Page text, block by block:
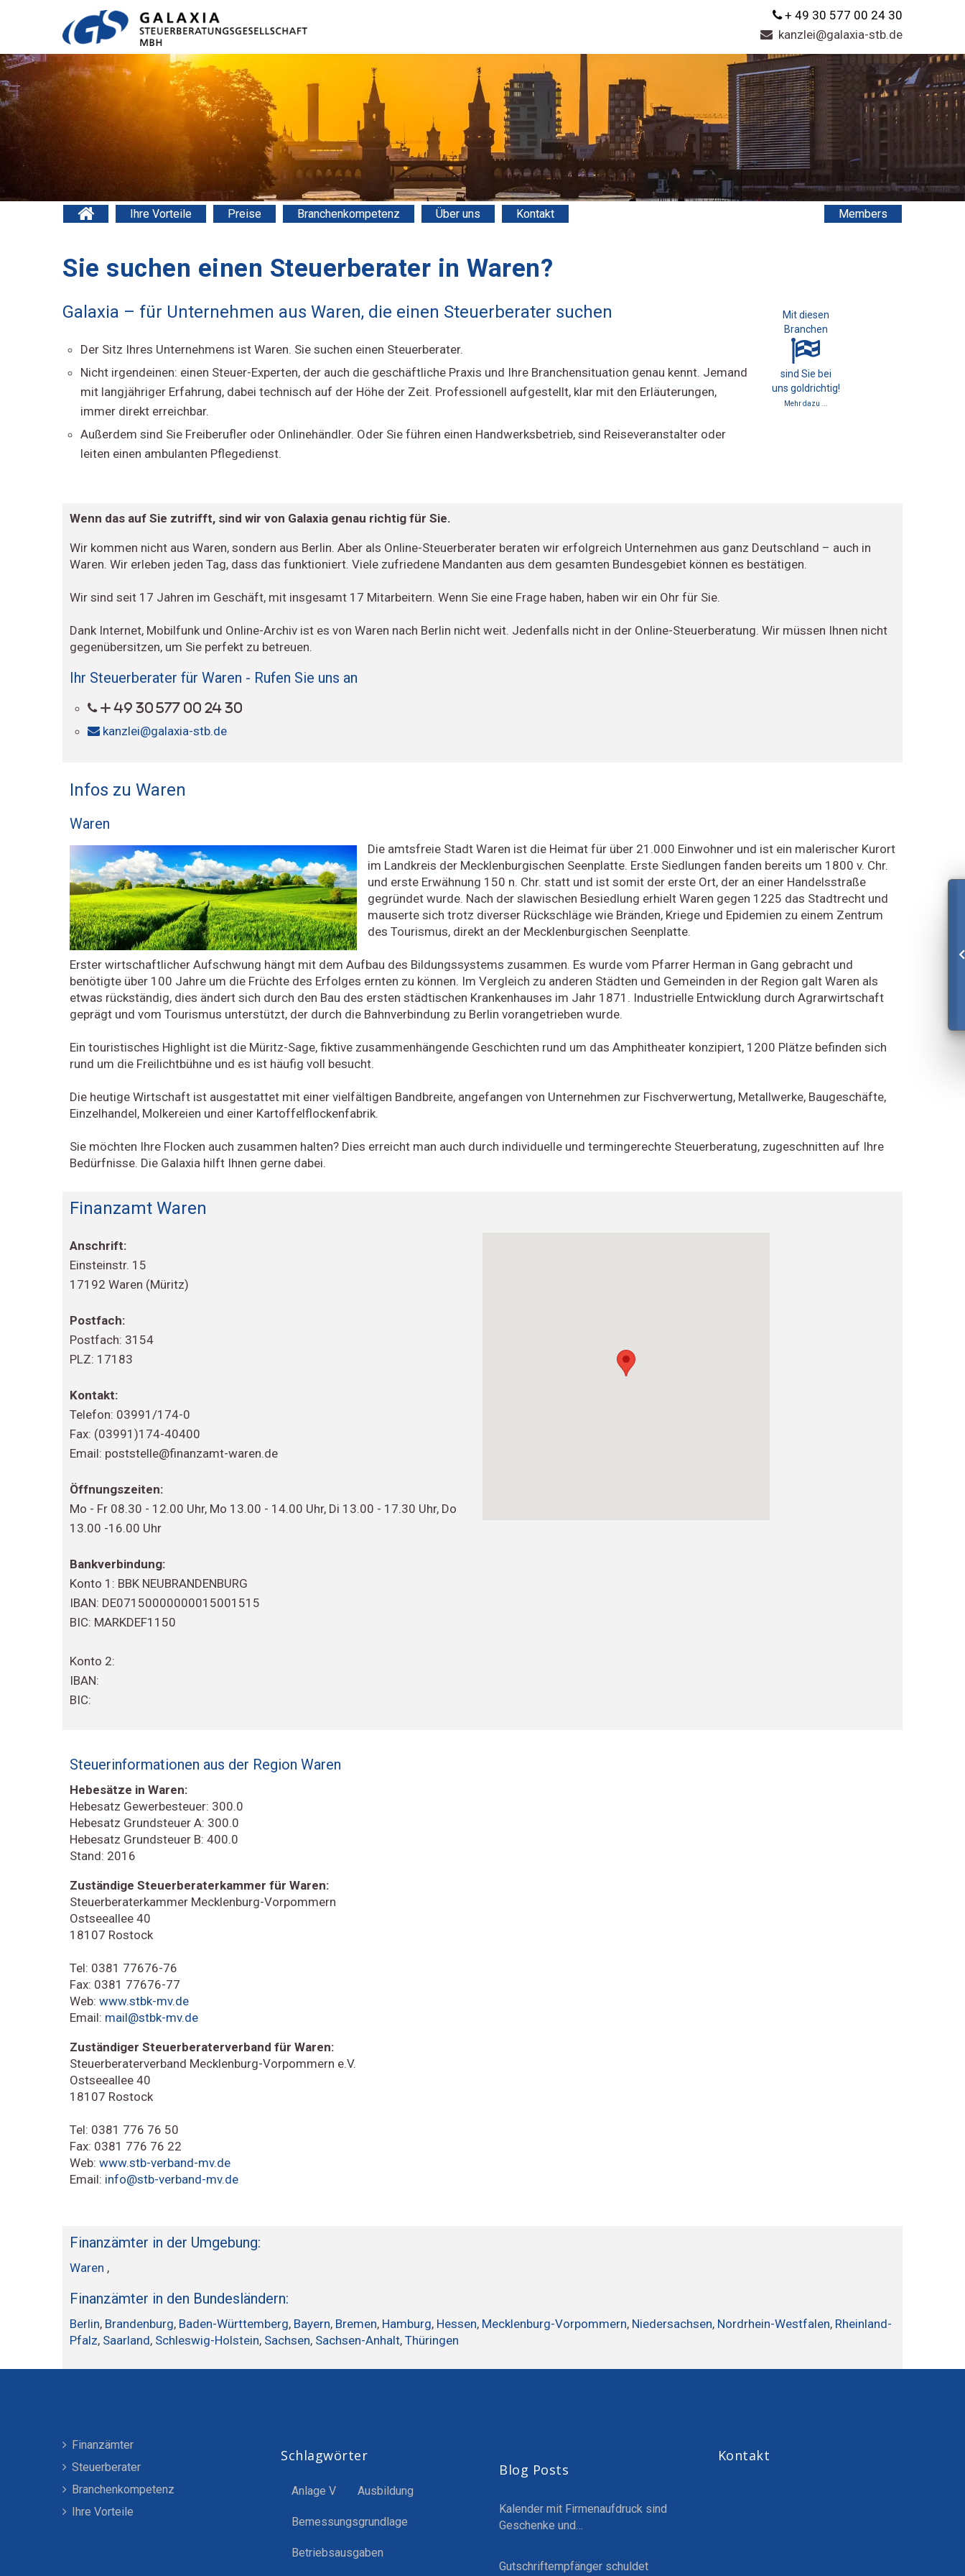
+ 49 30 577 00 24 30
kanzlei@galaxia-stb.de
Ihre Vorteile Preise Branchenkompetenz Über uns Kontakt Members
Sie suchen einen Steuerberater in Waren?
Galaxia – für Unternehmen aus Waren, die einen Steuerberater suchen
Der Sitz Ihres Unternehmens ist Waren. Sie suchen einen Steuerberater.
Nicht irgendeinen: einen Steuer-Experten, der auch die geschäftliche Praxis und Ihre Branchensituation genau kennt. Jemand
mit langjähriger Erfahrung, dabei technisch auf der Höhe der Zeit. Professionell aufgestellt, klar mit den Erläuterungen,
immer direkt erreichbar.
Außerdem sind Sie Freiberufler oder Onlinehändler. Oder Sie führen einen Handwerksbetrieb, sind Reiseveranstalter oder
leiten einen ambulanten Pflegedienst.
Mit diesen
Branchen
sind Sie bei
uns goldrichtig!
Mehr dazu ...
Wenn das auf Sie zutrifft, sind wir von Galaxia genau richtig für Sie.
Wir kommen nicht aus Waren, sondern aus Berlin. Aber als Online-Steuerberater beraten wir erfolgreich Unternehmen aus ganz Deutschland – auch in
Waren. Wir erleben jeden Tag, dass das funktioniert. Viele zufriedene Mandanten aus dem gesamten Bundesgebiet können es bestätigen.
Wir sind seit 17 Jahren im Geschäft, mit insgesamt 17 Mitarbeitern. Wenn Sie eine Frage haben, haben wir ein Ohr für Sie.
Dank Internet, Mobilfunk und Online-Archiv ist es von Waren nach Berlin nicht weit. Jedenfalls nicht in der Online-Steuerberatung. Wir müssen Ihnen nicht
gegenübersitzen, um Sie perfekt zu betreuen.
Ihr Steuerberater für Waren - Rufen Sie uns an
+ 49 30 577 00 24 30
kanzlei@galaxia-stb.de
Infos zu Waren
Waren
Die amtsfreie Stadt Waren ist die Heimat für über 21.000 Einwohner und ist ein malerischer Kurort
im Landkreis der Mecklenburgischen Seenplatte. Erste Siedlungen fanden bereits um 1800 v. Chr.
und erste Erwähnung 150 n. Chr. statt und ist somit der erste Ort, der an einer Handelsstraße
gegründet wurde. Nach der slawischen Besiedlung erhielt Waren gegen 1225 das Stadtrecht und
mauserte sich trotz diverser Rückschläge wie Bränden, Kriege und Epidemien zu einem Zentrum
des Tourismus, direkt an der Mecklenburgischen Seenplatte.
Erster wirtschaftlicher Aufschwung hängt mit dem Aufbau des Bildungssystems zusammen. Es wurde vom Pfarrer Herman in Gang gebracht und
benötigte über 100 Jahre um die Früchte des Erfolges ernten zu können. Im Vergleich zu anderen Städten und Gemeinden in der Region galt Waren als
etwas rückständig, dies ändert sich durch den Bau des ersten städtischen Krankenhauses im Jahr 1871. Industrielle Entwicklung durch Agrarwirtschaft
geprägt und vom Tourismus unterstützt, der durch die Bahnverbindung zu Berlin vorangetrieben wurde.
Ein touristisches Highlight ist die Müritz-Sage, fiktive zusammenhängende Geschichten rund um das Amphitheater konzipiert, 1200 Plätze befinden sich
rund um die Freilichtbühne und es ist häufig voll besucht.
Die heutige Wirtschaft ist ausgestattet mit einer vielfältigen Bandbreite, angefangen von Unternehmen zur Fischverwertung, Metallwerke, Baugeschäfte,
Einzelhandel, Molkereien und einer Kartoffelflockenfabrik.
Sie möchten Ihre Flocken auch zusammen halten? Dies erreicht man auch durch individuelle und termingerechte Steuerberatung, zugeschnitten auf Ihre
Bedürfnisse. Die Galaxia hilft Ihnen gerne dabei.
Finanzamt Waren
Anschrift:
Einsteinstr. 15
17192 Waren (Müritz)
Postfach:
Postfach: 3154
PLZ: 17183
Kontakt:
Telefon: 03991/174-0
Fax: (03991)174-40400
Email: poststelle@finanzamt-waren.de
Öffnungszeiten:
Mo - Fr 08.30 - 12.00 Uhr, Mo 13.00 - 14.00 Uhr, Di 13.00 - 17.30 Uhr, Do
13.00 -16.00 Uhr
Bankverbindung:
Konto 1: BBK NEUBRANDENBURG
IBAN: DE07150000000015001515
BIC: MARKDEF1150
Konto 2:
IBAN:
BIC:
Steuerinformationen aus der Region Waren
Hebesätze in Waren:
Hebesatz Gewerbesteuer: 300.0
Hebesatz Grundsteuer A: 300.0
Hebesatz Grundsteuer B: 400.0
Stand: 2016
Zuständige Steuerberaterkammer für Waren:
Steuerberaterkammer Mecklenburg-Vorpommern
Ostseeallee 40
18107 Rostock
Tel: 0381 77676-76
Fax: 0381 77676-77
Web: www.stbk-mv.de
Email: mail@stbk-mv.de
Zuständiger Steuerberaterverband für Waren:
Steuerberaterverband Mecklenburg-Vorpommern e.V.
Ostseeallee 40
18107 Rostock
Tel: 0381 776 76 50
Fax: 0381 776 76 22
Web: www.stb-verband-mv.de
Email: info@stb-verband-mv.de
Finanzämter in der Umgebung:
Waren ,
Finanzämter in den Bundesländern:
Berlin, Brandenburg, Baden-Württemberg, Bayern, Bremen, Hamburg, Hessen, Mecklenburg-Vorpommern, Niedersachsen, Nordrhein-Westfalen, Rheinland-
Pfalz, Saarland, Schleswig-Holstein, Sachsen, Sachsen-Anhalt, Thüringen
Finanzämter
Steuerberater
Branchenkompetenz
Ihre Vorteile
Schlagwörter
Anlage V Ausbildung
Bemessungsgrundlage
Betriebsausgaben
Blog Posts
Kalender mit Firmenaufdruck sind
Geschenke und…
Gutschriftempfänger schuldet
Kontakt